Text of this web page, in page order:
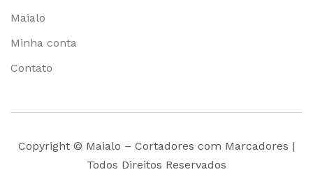
Maialo
Minha conta
Contato
Copyright © Maialo – Cortadores com Marcadores |
Todos Direitos Reservados